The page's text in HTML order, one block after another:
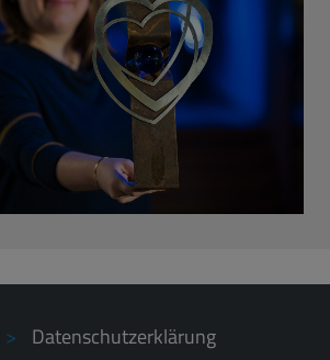
Datenschutzerklärung